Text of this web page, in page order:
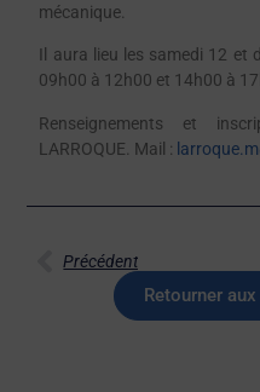
mécanique.
Il aura lieu les samedi 12 et
09h00 à 12h00 et 14h00 à
Renseignements et
LARROQUE. Mail :
Précédent
Retourner